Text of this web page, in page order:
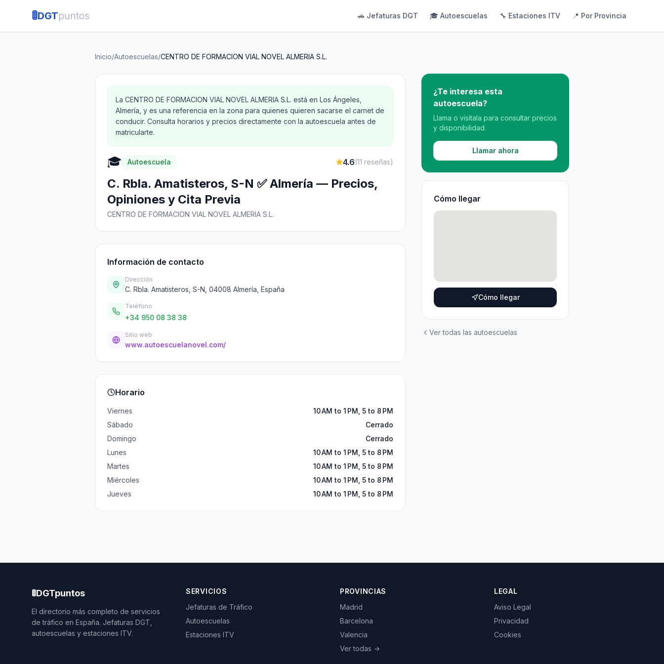
🚦DGTpuntos 🚗 Jefaturas DGT 🎓 Autoescuelas 🔧 Estaciones ITV 📍 Por Provincia
Inicio/Autoescuelas/CENTRO DE FORMACION VIAL NOVEL ALMERIA S.L.
La CENTRO DE FORMACION VIAL NOVEL ALMERIA S.L. está en Los Ángeles,
Almería, y es una referencia en la zona para quienes quieren sacarse el carnet de
conducir. Consulta horarios y precios directamente con la autoescuela antes de
matricularte.
🎓 Autoescuela 4.6(11 reseñas)
C. Rbla. Amatisteros, S-N ✅ Almería — Precios,
Opiniones y Cita Previa
CENTRO DE FORMACION VIAL NOVEL ALMERIA S.L.
Información de contacto
Dirección
C. Rbla. Amatisteros, S-N, 04008 Almería, España
Teléfono
+34 950 08 38 38
Sitio web
www.autoescuelanovel.com/
Horario
Viernes
10 AM to 1 PM, 5 to 8 PM
Sábado
Cerrado
Domingo
Cerrado
Lunes
10 AM to 1 PM, 5 to 8 PM
Martes
10 AM to 1 PM, 5 to 8 PM
Miércoles
10 AM to 1 PM, 5 to 8 PM
Jueves
10 AM to 1 PM, 5 to 8 PM
¿Te interesa esta
autoescuela?
Llama o visítala para consultar precios
y disponibilidad.
Llamar ahora
Cómo llegar
Cómo llegar
Ver todas las autoescuelas
🚦DGTpuntos
El directorio más completo de servicios
de tráfico en España. Jefaturas DGT,
autoescuelas y estaciones ITV.
SERVICIOS
Jefaturas de Tráfico
Autoescuelas
Estaciones ITV
PROVINCIAS
Madrid
Barcelona
Valencia
Ver todas →
LEGAL
Aviso Legal
Privacidad
Cookies